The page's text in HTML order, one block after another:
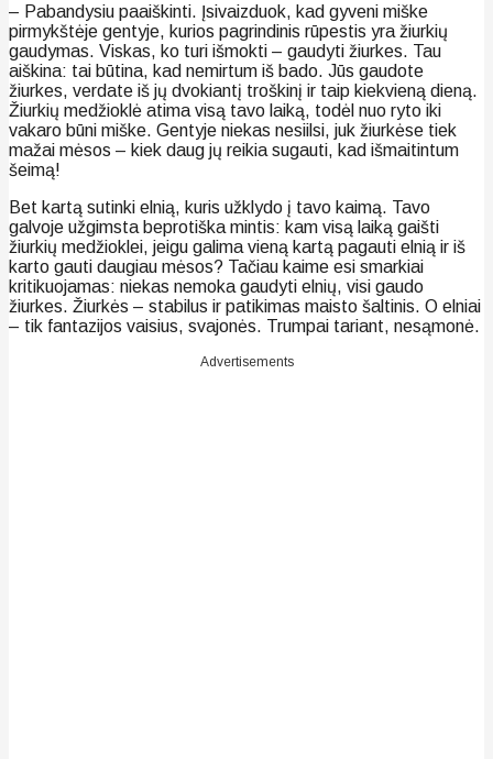
– Pabandysiu paaiškinti. Įsivaizduok, kad gyveni miške
pirmykštėje gentyje, kurios pagrindinis rūpestis yra žiurkių
gaudymas. Viskas, ko turi išmokti – gaudyti žiurkes. Tau
aiškina: tai būtina, kad nemirtum iš bado. Jūs gaudote
žiurkes, verdate iš jų dvokiantį troškinį ir taip kiekvieną dieną.
Žiurkių medžioklė atima visą tavo laiką, todėl nuo ryto iki
vakaro būni miške. Gentyje niekas nesiilsi, juk žiurkėse tiek
mažai mėsos – kiek daug jų reikia sugauti, kad išmaitintum
šeimą!
Bet kartą sutinki elnią, kuris užklydo į tavo kaimą. Tavo
galvoje užgimsta beprotiška mintis: kam visą laiką gaišti
žiurkių medžioklei, jeigu galima vieną kartą pagauti elnią ir iš
karto gauti daugiau mėsos? Tačiau kaime esi smarkiai
kritikuojamas: niekas nemoka gaudyti elnių, visi gaudo
žiurkes. Žiurkės – stabilus ir patikimas maisto šaltinis. O elniai
– tik fantazijos vaisius, svajonės. Trumpai tariant, nesąmonė.
Advertisements